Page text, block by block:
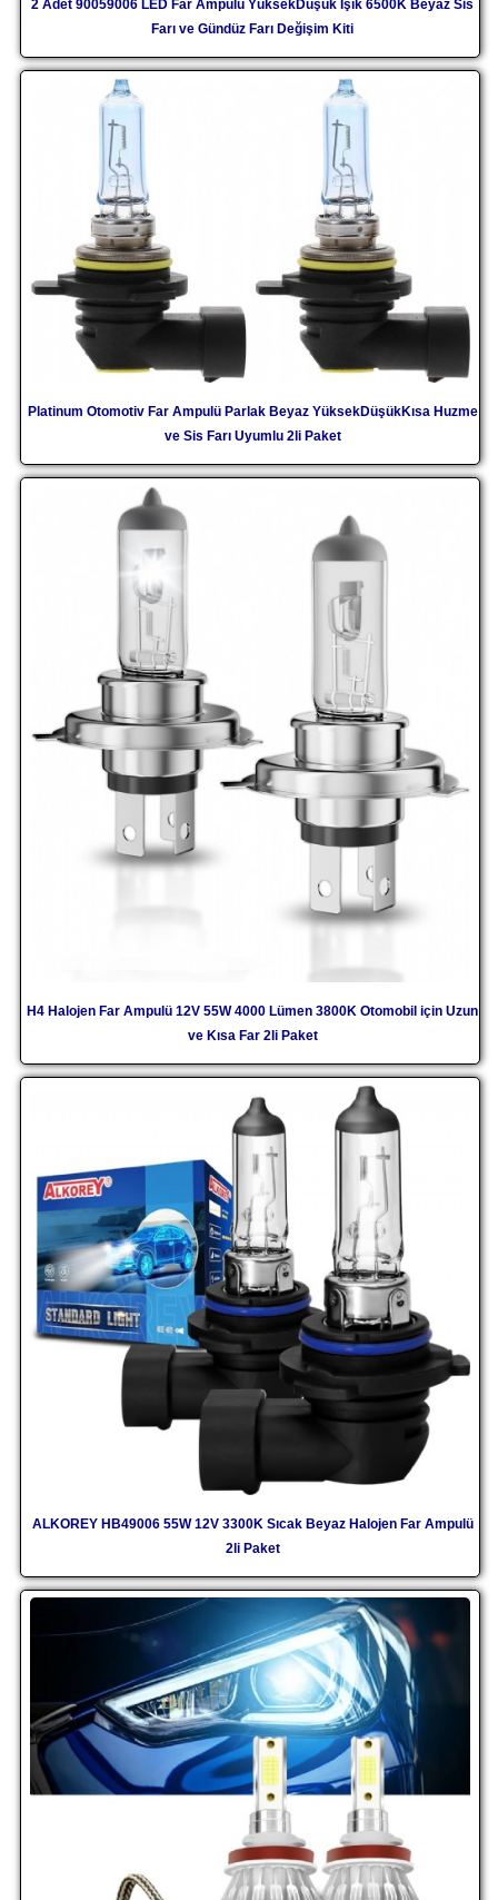
2 Adet 90059006 LED Far Ampulü YüksekDüşük Işık 6500K Beyaz Sis
Farı ve Gündüz Farı Değişim Kiti
Platinum Otomotiv Far Ampulü Parlak Beyaz YüksekDüşükKısa Huzme
ve Sis Farı Uyumlu 2li Paket
H4 Halojen Far Ampulü 12V 55W 4000 Lümen 3800K Otomobil için Uzun
ve Kısa Far 2li Paket
ALKOREY HB49006 55W 12V 3300K Sıcak Beyaz Halojen Far Ampulü
2li Paket